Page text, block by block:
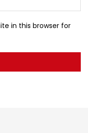
in this browser for